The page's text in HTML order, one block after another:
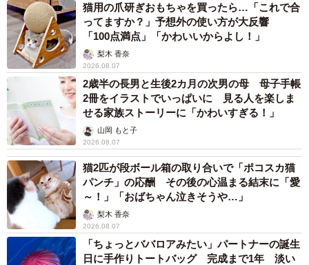
猫用の爪研ぎおもちゃを買ったら…「これで合
ってますか？」予想外の使い方が大反響
「100点満点」「かわいいからよし！」
梨木 香奈
2026.08.07
2歳半の長男と生後2カ月の次男の母 母子手帳
2冊をイラストでいっぱいに 見る人を楽しま
せる家族ストーリーに「かわいすぎる！」
山岡 もと子
2026.08.07
猫2匹が段ボール箱の取り合いで「ポコスカ猫
パンチ」の応酬 その後の心温まる結末に「愛
～！」「おばちゃん泣きそうや…」
梨木 香奈
2026.08.07
「ちょっとババロアみたい」パートナーの誕生
日に手作りトートバッグ 完成まで1年 淡い